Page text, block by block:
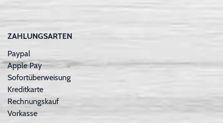
ZAHLUNGSARTEN
Paypal
Apple Pay
Sofortüberweisung
Kreditkarte
Rechnungskauf
Vorkasse